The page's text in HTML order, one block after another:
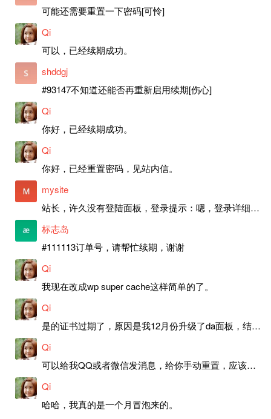
可能还需要重置一下密码[可怜]
Qi
可以，已经续期成功。
shddgj
#93147不知道还能否再重新启用续期[伤心]
Qi
你好，已经续期成功。
Qi
你好，已经重置密码，见站内信。
mysite
站长，许久没有登陆面板，登录提示：嗯，登录详细信息似乎不正确。请重试。 网站还可以正常使用。如果是密码问题请帮忙重置一下密码。谢谢。订单号：97790，账号：aa20210950。 站长，提交了工单，你回复续期成功，不过我的问题是面部登陆信息有问题，一直是初始密码，现在无法登陆，有时间麻烦排查一下。
标志岛
#111113订单号，请帮忙续期，谢谢
Qi
我现在改成wp super cache这样简单的了。
Qi
是的证书过期了，原因是我12月份升级了da面板，结果后台证书就不更新了，目前还在排查问题。切换PHP版本现在没有了，因为DA新版不支持。
Qi
可以给我QQ或者微信发消息，给你手动重置，应该是服务器插件有问题了，这个wp的主题太老了，导致现在好多的问题，网站的签到功能也是因为这个原因导致的。
Qi
哈哈，我真的是一个月冒泡来的。